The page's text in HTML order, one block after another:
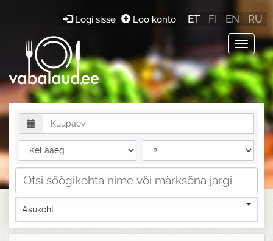
Toggle
Logi sisse Loo konto ET FI EN RU
Asukoht